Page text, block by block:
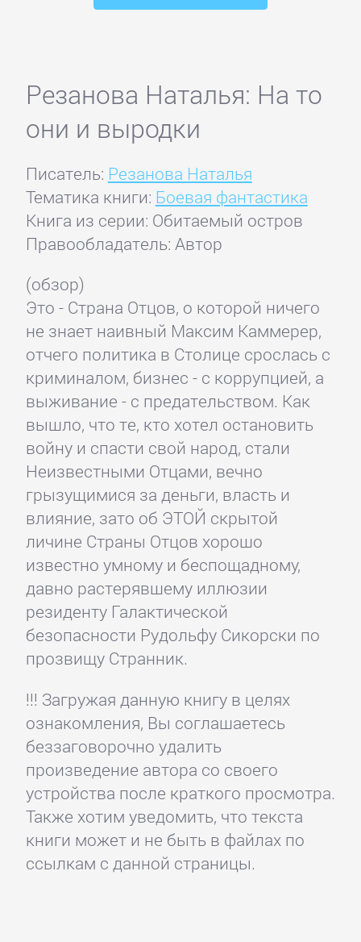
Резанова Наталья: На то
они и выродки
Писатель: Резанова Наталья
Тематика книги: Боевая фантастика
Книга из серии: Обитаемый остров
Правообладатель: Автор
(обзор)
Это - Страна Отцов, о которой ничего
не знает наивный Максим Каммерер,
отчего политика в Столице срослась с
криминалом, бизнес - с коррупцией, а
выживание - с предательством. Как
вышло, что те, кто хотел остановить
войну и спасти свой народ, стали
Неизвестными Отцами, вечно
грызущимися за деньги, власть и
влияние, зато об ЭТОЙ скрытой
личине Страны Отцов хорошо
известно умному и беспощадному,
давно растерявшему иллюзии
резиденту Галактической
безопасности Рудольфу Сикорски по
прозвищу Странник.
!!! Загружая данную книгу в целях
ознакомления, Вы соглашаетесь
беззаговорочно удалить
произведение автора со своего
устройства после краткого просмотра.
Также хотим уведомить, что текста
книги может и не быть в файлах по
ссылкам с данной страницы.